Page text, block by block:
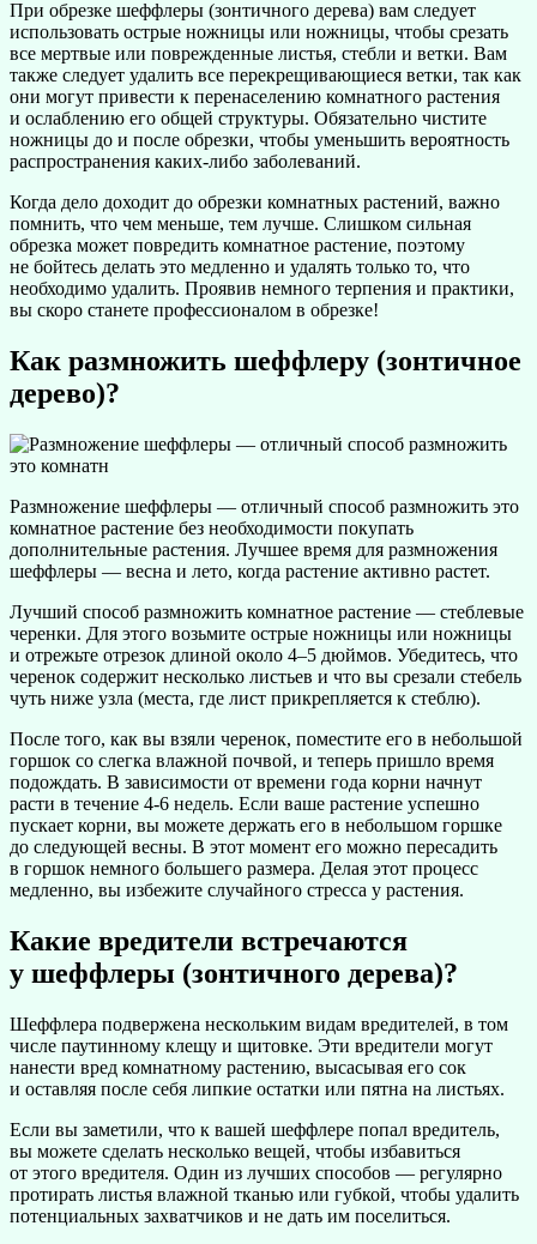
При обрезке шеффлеры (зонтичного дерева) вам следует
использовать острые ножницы или ножницы, чтобы срезать
все мертвые или поврежденные листья, стебли и ветки. Вам
также следует удалить все перекрещивающиеся ветки, так как
они могут привести к перенаселению комнатного растения
и ослаблению его общей структуры. Обязательно чистите
ножницы до и после обрезки, чтобы уменьшить вероятность
распространения каких-либо заболеваний.
Когда дело доходит до обрезки комнатных растений, важно
помнить, что чем меньше, тем лучше. Слишком сильная
обрезка может повредить комнатное растение, поэтому
не бойтесь делать это медленно и удалять только то, что
необходимо удалить. Проявив немного терпения и практики,
вы скоро станете профессионалом в обрезке!
Как размножить шеффлеру (зонтичное
дерево)?
Размножение шеффлеры — отличный способ размножить это
комнатное растение без необходимости покупать
дополнительные растения. Лучшее время для размножения
шеффлеры — весна и лето, когда растение активно растет.
Лучший способ размножить комнатное растение — стеблевые
черенки. Для этого возьмите острые ножницы или ножницы
и отрежьте отрезок длиной около 4–5 дюймов. Убедитесь, что
черенок содержит несколько листьев и что вы срезали стебель
чуть ниже узла (места, где лист прикрепляется к стеблю).
После того, как вы взяли черенок, поместите его в небольшой
горшок со слегка влажной почвой, и теперь пришло время
подождать. В зависимости от времени года корни начнут
расти в течение 4-6 недель. Если ваше растение успешно
пускает корни, вы можете держать его в небольшом горшке
до следующей весны. В этот момент его можно пересадить
в горшок немного большего размера. Делая этот процесс
медленно, вы избежите случайного стресса у растения.
Какие вредители встречаются
у шеффлеры (зонтичного дерева)?
Шеффлера подвержена нескольким видам вредителей, в том
числе паутинному клещу и щитовке. Эти вредители могут
нанести вред комнатному растению, высасывая его сок
и оставляя после себя липкие остатки или пятна на листьях.
Если вы заметили, что к вашей шеффлере попал вредитель,
вы можете сделать несколько вещей, чтобы избавиться
от этого вредителя. Один из лучших способов — регулярно
протирать листья влажной тканью или губкой, чтобы удалить
потенциальных захватчиков и не дать им поселиться.